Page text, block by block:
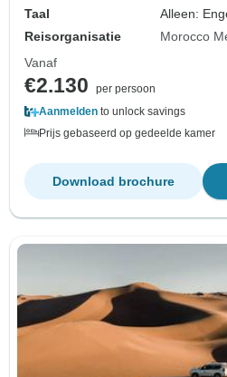
Taal
Alleen:
Reisorganisatie
Morocco
Vanaf
€2.130
per persoon
Aanmelden to unlock savings
Prijs gebaseerd op gedeelde kamer
Download brochure